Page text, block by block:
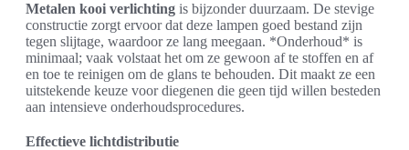
Metalen kooi verlichting is bijzonder duurzaam. De stevige
constructie zorgt ervoor dat deze lampen goed bestand zijn
tegen slijtage, waardoor ze lang meegaan. *Onderhoud* is
minimaal; vaak volstaat het om ze gewoon af te stoffen en af
en toe te reinigen om de glans te behouden. Dit maakt ze een
uitstekende keuze voor diegenen die geen tijd willen besteden
aan intensieve onderhoudsprocedures.
Effectieve lichtdistributie